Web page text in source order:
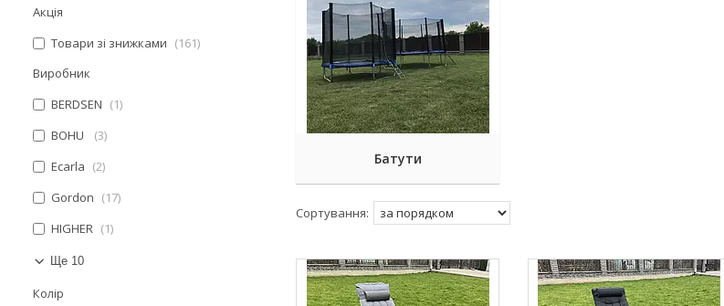
Батути
Акція
Товари зі знижками
161
Виробник
BERDSEN
1
BOHU
3
Ecarla
2
Gordon
17
HIGHER
1
Ще 10
Колір